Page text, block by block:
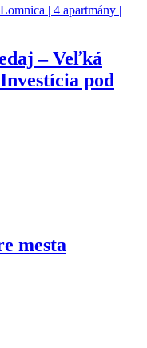
– Veľká
pod
mesta